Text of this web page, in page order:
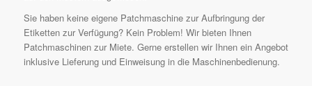
Sie haben keine eigene Patchmaschine zur Aufbringung der
Etiketten zur Verfügung? Kein Problem! Wir bieten Ihnen
Patchmaschinen zur Miete. Gerne erstellen wir Ihnen ein Angebot
inklusive Lieferung und Einweisung in die Maschinenbedienung.